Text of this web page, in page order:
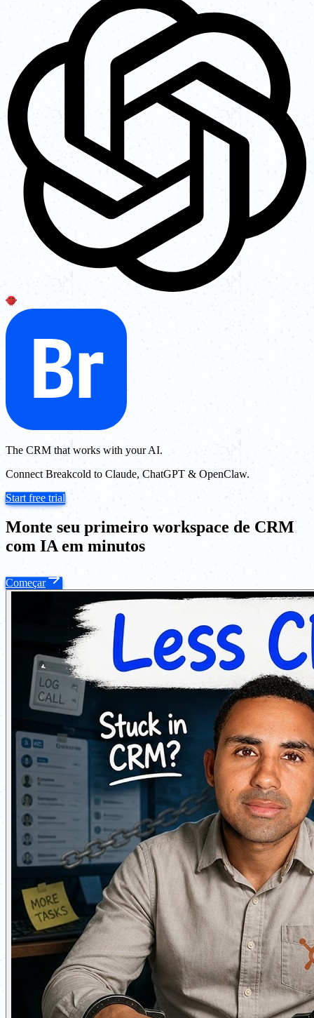
The CRM that works with your AI.
Connect Breakcold to Claude, ChatGPT & OpenClaw.
Start free trial
Monte seu primeiro workspace de CRM
com IA em minutos
Começar